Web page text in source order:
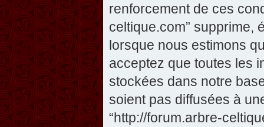
renforcement de ces
celtique.com” supprime,
lorsque nous estimons
acceptez que toutes les
stockées dans notre
soient pas diffusées à
“http://forum.arbre-